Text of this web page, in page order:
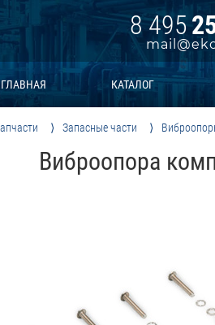
8 495
ГЛАВНАЯ КАТАЛОГ
Запасные части
Виброопора